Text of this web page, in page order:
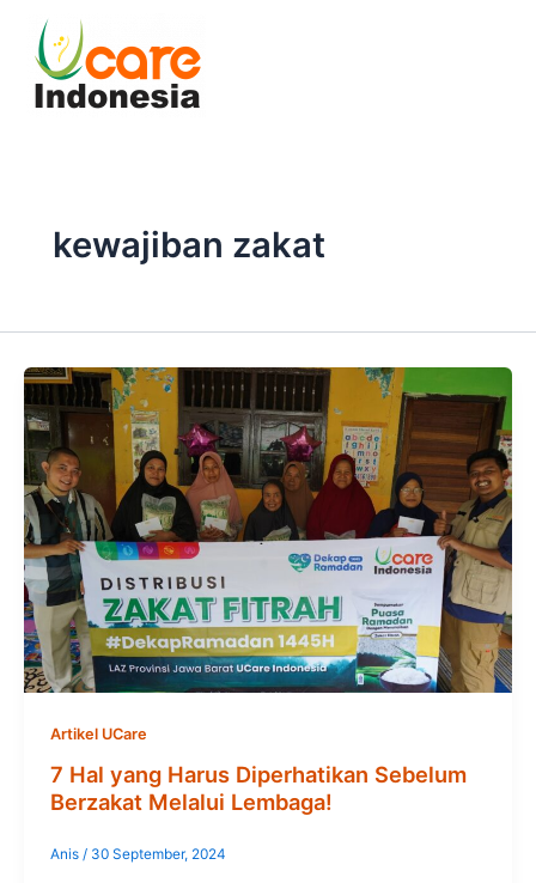
content
kewajiban zakat
Artikel UCare
7 Hal yang Harus Diperhatikan Sebelum
Berzakat Melalui Lembaga!
Anis / 30 September, 2024